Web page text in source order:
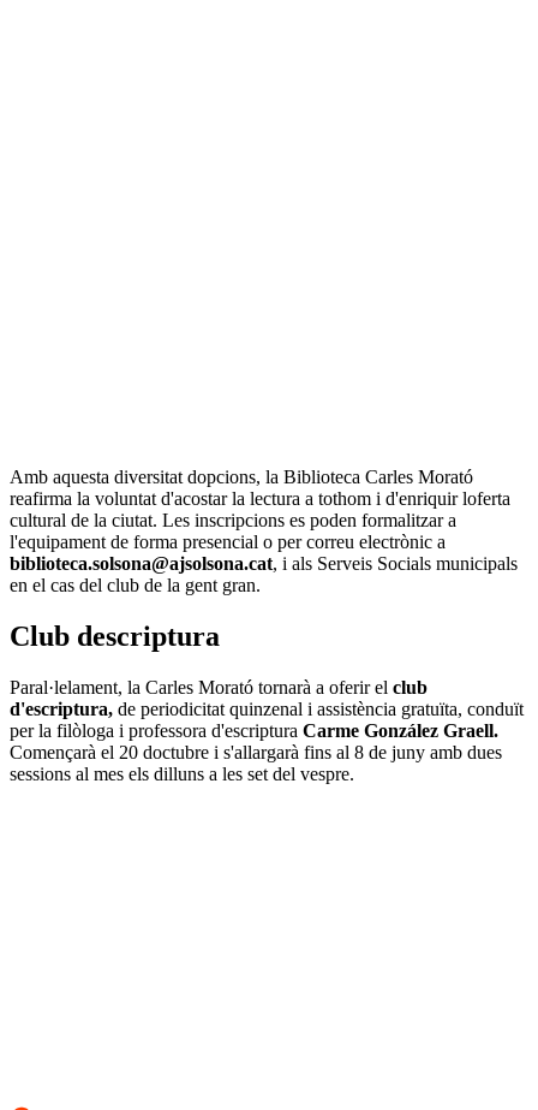
Amb aquesta diversitat dopcions, la Biblioteca Carles Morató
reafirma la voluntat d'acostar la lectura a tothom i d'enriquir loferta
cultural de la ciutat. Les inscripcions es poden formalitzar a
l'equipament de forma presencial o per correu electrònic a
biblioteca.solsona@ajsolsona.cat, i als Serveis Socials municipals
en el cas del club de la gent gran.
Club descriptura
Paral·lelament, la Carles Morató tornarà a oferir el club
d'escriptura, de periodicitat quinzenal i assistència gratuïta, conduït
per la filòloga i professora d'escriptura Carme González Graell.
Començarà el 20 doctubre i s'allargarà fins al 8 de juny amb dues
sessions al mes els dilluns a les set del vespre.